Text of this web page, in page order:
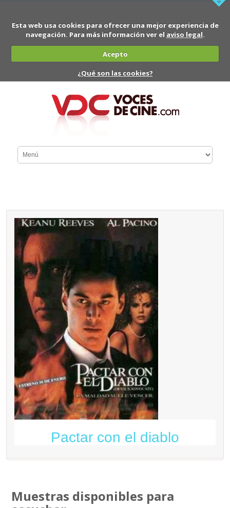
Esta web usa cookies para ofrecer una mejor experiencia de
navegación. Para más información ver el aviso legal.
Acepto
¿Qué son las cookies?
Pactar con el diablo
Muestras disponibles para